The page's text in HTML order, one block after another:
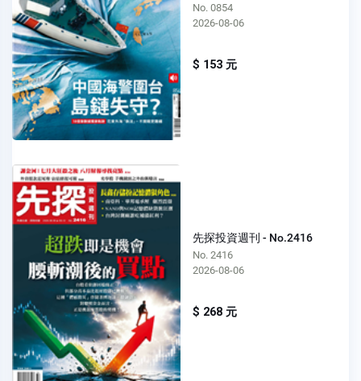
No. 0854
2026-08-06
$ 153 元
先探投資週刊 - No.2416
No. 2416
2026-08-06
$ 268 元